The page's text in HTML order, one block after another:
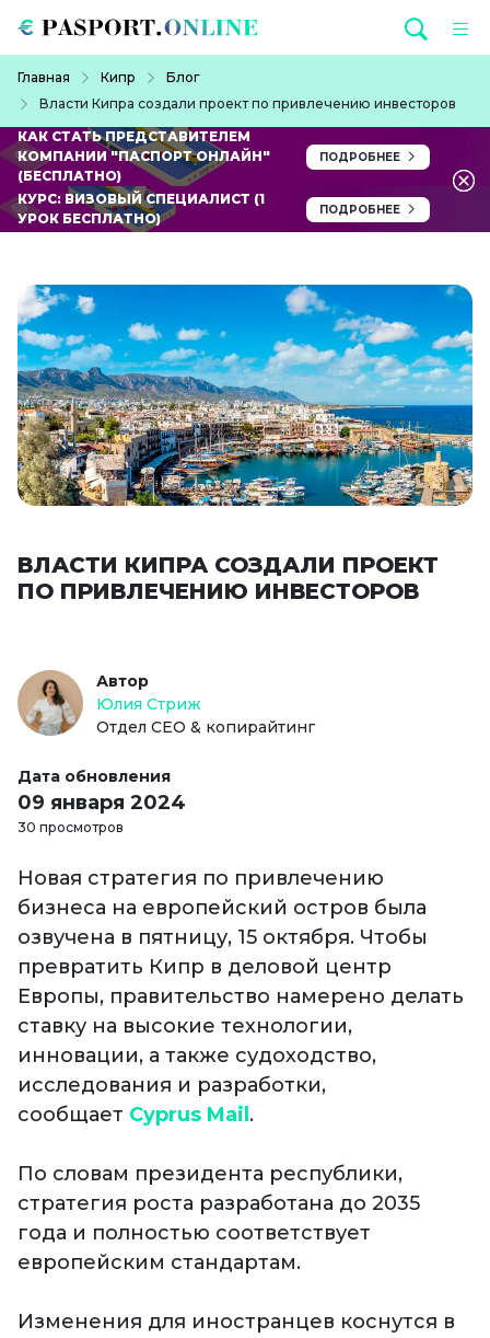
Главная Кипр
Блог
Власти Кипра создали проект по привлечению инвесторов
КАК СТАТЬ ПРЕДСТАВИТЕЛЕМ
КОМПАНИИ "ПАСПОРТ ОНЛАЙН"
(БЕСПЛАТНО)
ПОДРОБНЕЕ
КУРС: ВИЗОВЫЙ СПЕЦИАЛИСТ (1
УРОК БЕСПЛАТНО)
ПОДРОБНЕЕ
ВЛАСТИ КИПРА СОЗДАЛИ ПРОЕКТ
ПО ПРИВЛЕЧЕНИЮ ИНВЕСТОРОВ
Автор
Юлия Стриж
Отдел СЕО & копирайтинг
Дата обновления
09 января 2024
30 просмотров
Новая стратегия по привлечению
бизнеса на европейский остров была
озвучена в пятницу, 15 октября. Чтобы
превратить Кипр в деловой центр
Европы, правительство намерено делать
ставку на высокие технологии,
инновации, а также судоходство,
исследования и разработки,
сообщает Cyprus Mail .
По словам президента республики,
стратегия роста разработана до 2035
года и полностью соответствует
европейским стандартам.
Изменения для иностранцев коснутся в